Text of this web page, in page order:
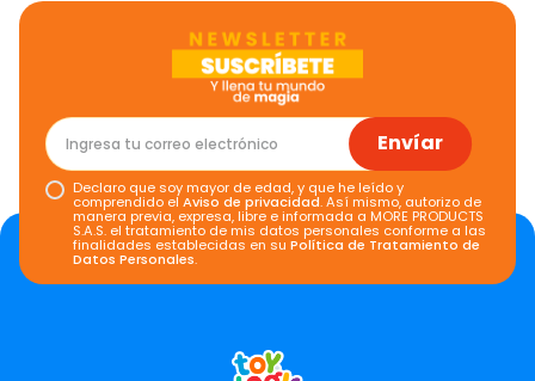
Envíar
Declaro que soy mayor de edad, y que he leído y
comprendido elAviso de privacidad. Así mismo, autorizo de
manera previa, expresa, libre e informada a MORE PRODUCTS
S.A.S. el tratamiento de mis datos personales conforme a las
finalidades establecidas en suPolítica de Tratamiento de
Datos Personales.